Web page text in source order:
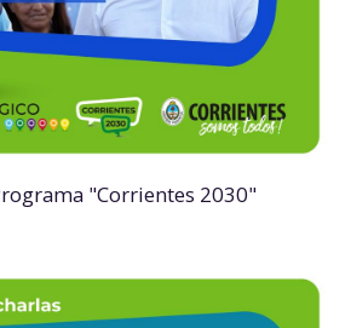
"Corrientes 2030"